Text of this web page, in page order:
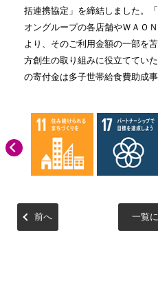
括連携協定」を締結しました。
オングループの各店舗やＷＡＯ
より、そのご利用金額の一部を
方創生の取り組みに役立ててい
の寄付金は多子世帯給食費助成
前へ 一覧